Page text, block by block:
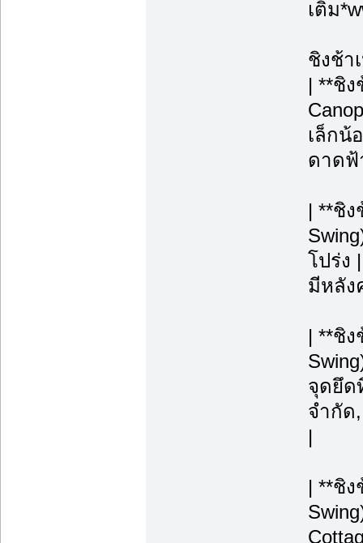
เติม
ชิงช้า
| **ชิง
เล็กน้
ดาดฟ้
| **ชิ
โปร่ง
มีหลัง
| **ชิ
จุดยึด
จำกัด
|
| **ชิง